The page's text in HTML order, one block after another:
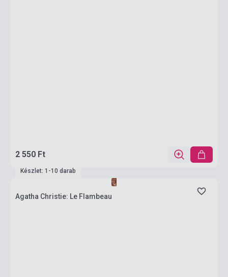
2 550 Ft
Készlet: 1-10 darab
Agatha Christie: Le Flambeau